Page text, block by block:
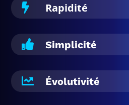
 Rapidité
 Simplicité
 Évolutivité